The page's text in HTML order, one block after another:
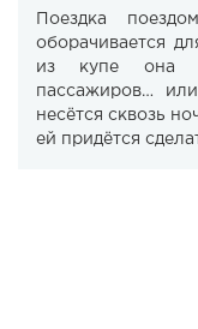
Поездка
оборачивается
из купе она
пассажиров…
несётся сквозь
ей придётся